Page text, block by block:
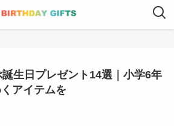
生日プレゼント14選｜小学6年
アイテムを